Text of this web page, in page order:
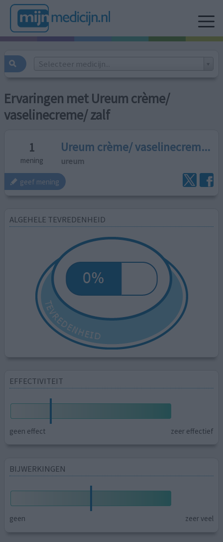
Selecteer medicijn...
Ervaringen met Ureum crème/
vaselinecreme/ zalf
1
mening
Ureum crème/ vaselinecrem...
ureum
geef mening
ALGEHELE TEVREDENHEID
EFFECTIVITEIT
geen effect zeer effectief
BIJWERKINGEN
geen zeer veel